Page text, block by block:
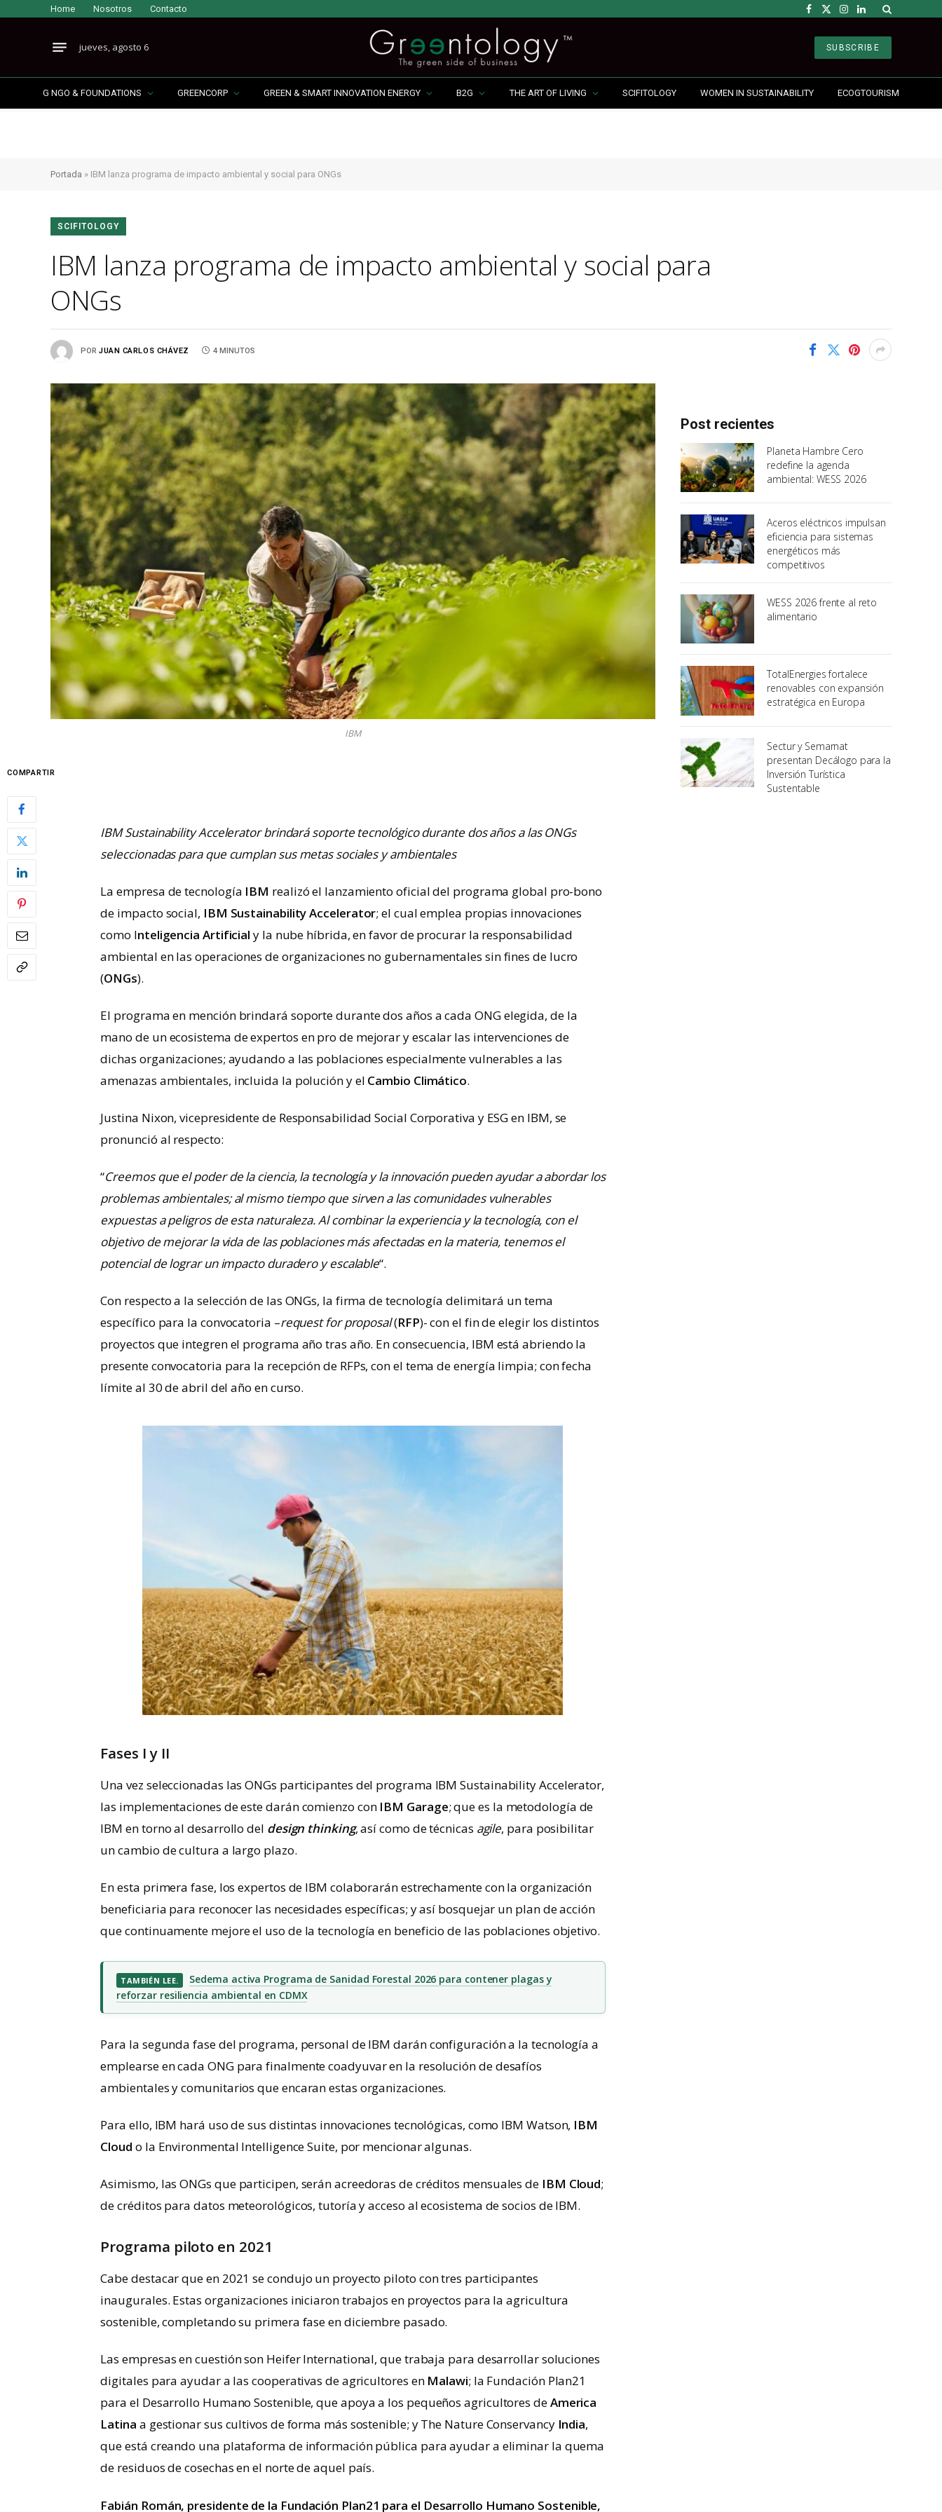
Home Nosotros Contacto Facebook
X
Instagram
LinkedIn
jueves, agosto 6 SUBSCRIBE
G NGO & FOUNDATIONS GREENCORP GREEN & SMART INNOVATION ENERGY B2G THE ART OF LIVING SCIFITOLOGY WOMEN IN SUSTAINABILITY ECOGTOURISM
Portada » IBM lanza programa de impacto ambiental y social para ONGs
SCIFITOLOGY
IBM lanza programa de impacto ambiental y social para
ONGs
POR JUAN CARLOS CHÁVEZ 4 MINUTOS
IBM
COMPARTIR
IBM Sustainability Accelerator brindará soporte tecnológico durante dos años a las ONGs
seleccionadas para que cumplan sus metas sociales y ambientales
La empresa de tecnología IBM realizó el lanzamiento oficial del programa global pro-bono
de impacto social, IBM Sustainability Accelerator; el cual emplea propias innovaciones
como Inteligencia Artificial y la nube híbrida, en favor de procurar la responsabilidad
ambiental en las operaciones de organizaciones no gubernamentales sin fines de lucro
(ONGs).
El programa en mención brindará soporte durante dos años a cada ONG elegida, de la
mano de un ecosistema de expertos en pro de mejorar y escalar las intervenciones de
dichas organizaciones; ayudando a las poblaciones especialmente vulnerables a las
amenazas ambientales, incluida la polución y el Cambio Climático.
Justina Nixon, vicepresidente de Responsabilidad Social Corporativa y ESG en IBM, se
pronunció al respecto:
“Creemos que el poder de la ciencia, la tecnología y la innovación pueden ayudar a abordar los
problemas ambientales; al mismo tiempo que sirven a las comunidades vulnerables
expuestas a peligros de esta naturaleza. Al combinar la experiencia y la tecnología, con el
objetivo de mejorar la vida de las poblaciones más afectadas en la materia, tenemos el
potencial de lograr un impacto duradero y escalable“.
Con respecto a la selección de las ONGs, la firma de tecnología delimitará un tema
específico para la convocatoria –request for proposal(RFP)- con el fin de elegir los distintos
proyectos que integren el programa año tras año. En consecuencia, IBM está abriendo la
presente convocatoria para la recepción de RFPs, con el tema de energía limpia; con fecha
límite al 30 de abril del año en curso.
Fases I y II
Una vez seleccionadas las ONGs participantes del programa IBM Sustainability Accelerator,
las implementaciones de este darán comienzo con IBM Garage; que es la metodología de
IBM en torno al desarrollo del design thinking, así como de técnicas agile, para posibilitar
un cambio de cultura a largo plazo.
En esta primera fase, los expertos de IBM colaborarán estrechamente con la organización
beneficiaria para reconocer las necesidades específicas; y así bosquejar un plan de acción
que continuamente mejore el uso de la tecnología en beneficio de las poblaciones objetivo.
TAMBIÉN LEE.
Sedema activa Programa de Sanidad Forestal 2026 para contener plagas y
reforzar resiliencia ambiental en CDMX
Para la segunda fase del programa, personal de IBM darán configuración a la tecnología a
emplearse en cada ONG para finalmente coadyuvar en la resolución de desafíos
ambientales y comunitarios que encaran estas organizaciones.
Para ello, IBM hará uso de sus distintas innovaciones tecnológicas, como IBM Watson, IBM
Cloud o la Environmental Intelligence Suite, por mencionar algunas.
Asimismo, las ONGs que participen, serán acreedoras de créditos mensuales de IBM Cloud;
de créditos para datos meteorológicos, tutoría y acceso al ecosistema de socios de IBM.
Programa piloto en 2021
Cabe destacar que en 2021 se condujo un proyecto piloto con tres participantes
inaugurales. Estas organizaciones iniciaron trabajos en proyectos para la agricultura
sostenible, completando su primera fase en diciembre pasado.
Las empresas en cuestión son Heifer International, que trabaja para desarrollar soluciones
digitales para ayudar a las cooperativas de agricultores en Malawi; la Fundación Plan21
para el Desarrollo Humano Sostenible, que apoya a los pequeños agricultores deAmerica
Latina a gestionar sus cultivos de forma más sostenible; y The Nature Conservancy India,
que está creando una plataforma de información pública para ayudar a eliminar la quema
de residuos de cosechas en el norte de aquel país.
Fabián Román, presidente de la Fundación Plan21 para el Desarrollo Humano Sostenible,
Post recientes
Planeta Hambre Cero
redefine la agenda
ambiental: WESS 2026
Aceros eléctricos impulsan
eficiencia para sistemas
energéticos más
competitivos
WESS 2026 frente al reto
alimentario
TotalEnergies fortalece
renovables con expansión
estratégica en Europa
Sectur y Semarnat
presentan Decálogo para la
Inversión Turística
Sustentable